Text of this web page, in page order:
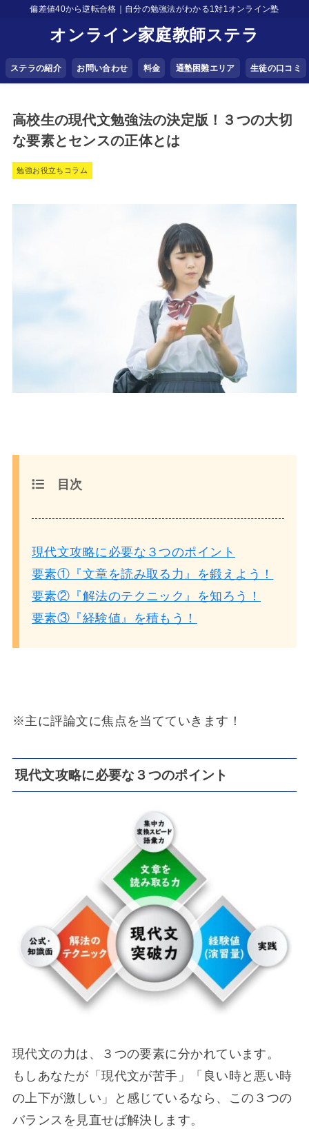
偏差値40から逆転合格｜自分の勉強法がわかる1対1オンライン塾
オンライン家庭教師ステラ
ステラの紹介 お問い合わせ 料金 通塾困難エリア 生徒の口コミ
高校生の現代文勉強法の決定版！３つの大切
な要素とセンスの正体とは
勉強お役立ちコラム
目次
現代文攻略に必要な３つのポイント
要素①『文章を読み取る力』を鍛えよう！
要素②『解法のテクニック』を知ろう！
要素③『経験値』を積もう！
※主に評論文に焦点を当てていきます！
現代文攻略に必要な３つのポイント
現代文の力は、３つの要素に分かれています。
もしあなたが「現代文が苦手」「良い時と悪い時
の上下が激しい」と感じているなら、この３つの
バランスを見直せば解決します。